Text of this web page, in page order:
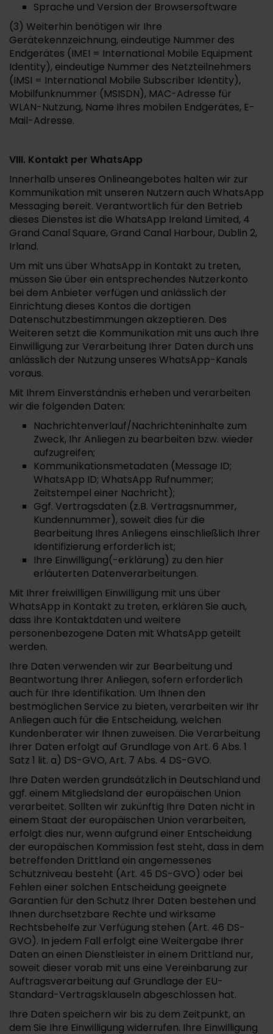
Sprache und Version der Browsersoftware
(3) Weiterhin benötigen wir Ihre
Gerätekennzeichnung, eindeutige Nummer des
Endgerätes (IMEI = International Mobile Equipment
Identity), eindeutige Nummer des Netzteilnehmers
(IMSI = International Mobile Subscriber Identity),
Mobilfunknummer (MSISDN), MAC-Adresse für
WLAN-Nutzung, Name Ihres mobilen Endgerätes, E-
Mail-Adresse.
VIII. Kontakt per WhatsApp
Innerhalb unseres Onlineangebotes halten wir zur
Kommunikation mit unseren Nutzern auch WhatsApp
Messaging bereit. Verantwortlich für den Betrieb
dieses Dienstes ist die WhatsApp Ireland Limited, 4
Grand Canal Square, Grand Canal Harbour, Dublin 2,
Irland.
Um mit uns über WhatsApp in Kontakt zu treten,
müssen Sie über ein entsprechendes Nutzerkonto
bei dem Anbieter verfügen und anlässlich der
Einrichtung dieses Kontos die dortigen
Datenschutzbestimmungen akzeptieren. Des
Weiteren setzt die Kommunikation mit uns auch Ihre
Einwilligung zur Verarbeitung Ihrer Daten durch uns
anlässlich der Nutzung unseres WhatsApp-Kanals
voraus.
Mit Ihrem Einverständnis erheben und verarbeiten
wir die folgenden Daten:
Nachrichtenverlauf/Nachrichteninhalte zum
Zweck, Ihr Anliegen zu bearbeiten bzw. wieder
aufzugreifen;
Kommunikationsmetadaten (Message ID;
WhatsApp ID; WhatsApp Rufnummer;
Zeitstempel einer Nachricht);
Ggf. Vertragsdaten (z.B. Vertragsnummer,
Kundennummer), soweit dies für die
Bearbeitung Ihres Anliegens einschließlich Ihrer
Identifizierung erforderlich ist;
Ihre Einwilligung(-erklärung) zu den hier
erläuterten Datenverarbeitungen.
Mit Ihrer freiwilligen Einwilligung mit uns über
WhatsApp in Kontakt zu treten, erklären Sie auch,
dass Ihre Kontaktdaten und weitere
personenbezogene Daten mit WhatsApp geteilt
werden.
Ihre Daten verwenden wir zur Bearbeitung und
Beantwortung Ihrer Anliegen, sofern erforderlich
auch für Ihre Identifikation. Um Ihnen den
bestmöglichen Service zu bieten, verarbeiten wir Ihr
Anliegen auch für die Entscheidung, welchen
Kundenberater wir Ihnen zuweisen. Die Verarbeitung
Ihrer Daten erfolgt auf Grundlage von Art. 6 Abs. 1
Satz 1 lit. a) DS-GVO, Art. 7 Abs. 4 DS-GVO.
Ihre Daten werden grundsätzlich in Deutschland und
ggf. einem Mitgliedsland der europäischen Union
verarbeitet. Sollten wir zukünftig Ihre Daten nicht in
einem Staat der europäischen Union verarbeiten,
erfolgt dies nur, wenn aufgrund einer Entscheidung
der europäischen Kommission fest steht, dass in dem
betreffenden Drittland ein angemessenes
Schutzniveau besteht (Art. 45 DS-GVO) oder bei
Fehlen einer solchen Entscheidung geeignete
Garantien für den Schutz Ihrer Daten bestehen und
Ihnen durchsetzbare Rechte und wirksame
Rechtsbehelfe zur Verfügung stehen (Art. 46 DS-
GVO). In jedem Fall erfolgt eine Weitergabe Ihrer
Daten an einen Dienstleister in einem Drittland nur,
soweit dieser vorab mit uns eine Vereinbarung zur
Auftragsverarbeitung auf Grundlage der EU-
Standard-Vertragsklauseln abgeschlossen hat.
Ihre Daten speichern wir bis zu dem Zeitpunkt, an
dem Sie Ihre Einwilligung widerrufen. Ihre Einwilligung